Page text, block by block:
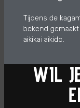
Tijdens de
bekend
aikikai aikido.
WIL